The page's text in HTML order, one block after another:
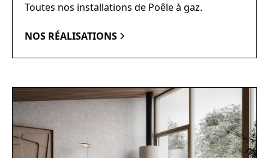
Toutes nos installations de Poêle à gaz.
NOS RÉALISATIONS